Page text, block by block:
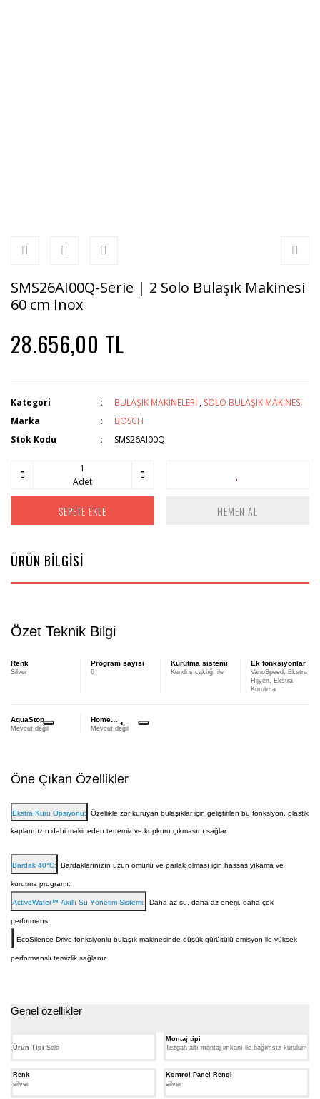
SMS26AI00Q-Serie | 2 Solo Bulaşık Makinesi
60 cm Inox
28.656,00 TL
Kategori BULAŞIK MAKİNELERİ , SOLO BULAŞIK MAKİNESİ
Marka
BOSCH
Stok Kodu
SMS26AI00Q
Adet
SEPETE EKLE HEMEN AL
ÜRÜN BİLGİSİ
Özet Teknik Bilgi
Renk
Silver
Program sayısı
6
Kurutma sistemi
Kendi sıcaklığı ile
Ek fonksiyonlar
VarioSpeed, Ekstra
Hijyen, Ekstra
Kurutma
AquaStop
Mevcut değil
Home
Connect1Dipnot
için
ve
Home
indirmeniz
yerden
ev
Mevcut değil
Öne Çıkan Özellikler
Ekstra Kuru Opsiyonu: Özellikle zor kuruyan bulaşıklar için geliştirilen bu fonksiyon, plastik
kaplarınızın dahi makineden tertemiz ve kupkuru çıkmasını sağlar.
Bardak 40°C: Bardaklarınızın uzun ömürlü ve parlak olması için hassas yıkama ve
kurutma programı.
ActiveWater™ Akıllı Su Yönetim Sistemi: Daha az su, daha az enerji, daha çok
performans.
EcoSilence Drive fonksiyonlu bulaşık makinesinde düşük gürültülü emisyon ile yüksek
performanslı temizlik sağlanır.
Genel özellikler
Ürün Tipi Solo
Montaj tipi
Tezgah-altı montaj imkanı ile bağımsız kurulum
Renk
silver
Kontrol Panel Rengi
silver